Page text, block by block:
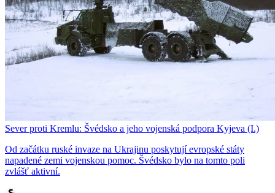
Sever proti Kremlu: Švédsko a jeho vojenská podpora Kyjeva (I.)
Od začátku ruské invaze na Ukrajinu poskytují evropské státy
napadené zemi vojenskou pomoc. Švédsko bylo na tomto poli
zvlášť aktivní.